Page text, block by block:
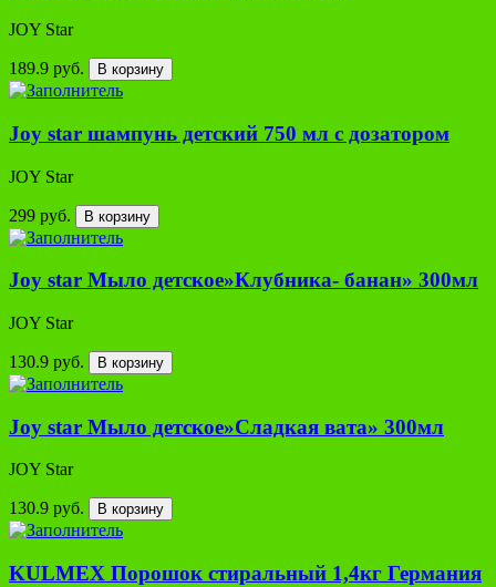
JOY Star
189.9 руб. В корзину
Joy star шампунь детский 750 мл с дозатором
JOY Star
299 руб. В корзину
Joy star Мыло детское»Клубника- банан» 300мл
JOY Star
130.9 руб. В корзину
Joy star Мыло детское»Сладкая вата» 300мл
JOY Star
130.9 руб. В корзину
KULMEX Порошок стиральный 1,4кг Германия